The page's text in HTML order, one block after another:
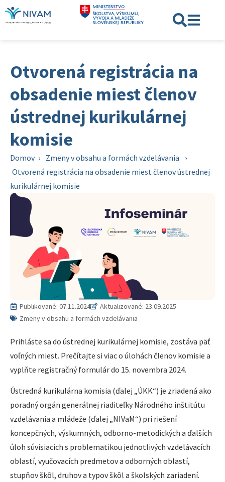
Otvorená registrácia na
obsadenie miest členov
ústrednej kurikulárnej
komisie
Domov › Zmeny v obsahu a formách vzdelávania
›
Otvorená registrácia na obsadenie miest členov ústrednej
kurikulárnej komisie
Publikované: 07.11.2024
Aktualizované: 23.09.2025
Zmeny v obsahu a formách vzdelávania
Prihláste sa do ústrednej kurikulárnej komisie, zostáva päť
voľných miest. Prečítajte si viac o úlohách členov komisie a
vyplňte registračný formulár do 15. novembra 2024.
Ústredná kurikulárna komisia (ďalej „ÚKK“) je zriadená ako
poradný orgán generálnej riaditeľky Národného inštitútu
vzdelávania a mládeže (ďalej „NIVaM“) pri riešení
koncepčných, výskumných, odborno-metodických a ďalších
úloh súvisiacich s problematikou jednotlivých vzdelávacích
oblastí, vyučovacích predmetov a odborných oblastí,
stupňov škôl, druhov a typov škôl a školských zariadení.